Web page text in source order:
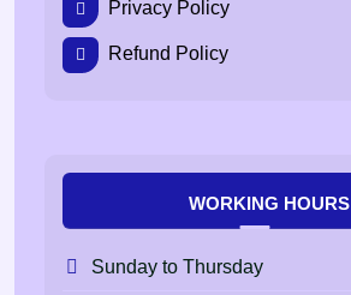
Privacy Policy
Refund Policy
WORKING HOURS
Sunday to Thursday